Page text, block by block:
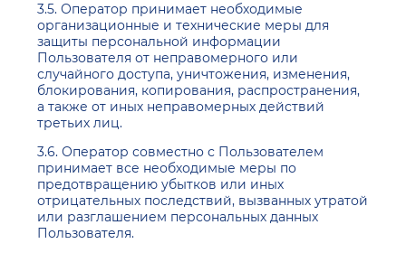
3.5. Оператор принимает необходимые
организационные и технические меры для
защиты персональной информации
Пользователя от неправомерного или
случайного доступа, уничтожения, изменения,
блокирования, копирования, распространения,
а также от иных неправомерных действий
третьих лиц.
3.6. Оператор совместно с Пользователем
принимает все необходимые меры по
предотвращению убытков или иных
отрицательных последствий, вызванных утратой
или разглашением персональных данных
Пользователя.